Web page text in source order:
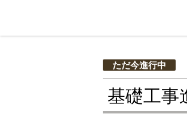
ただ今進行中
基礎工